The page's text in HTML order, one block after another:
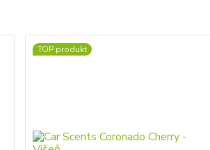
TOP produkt